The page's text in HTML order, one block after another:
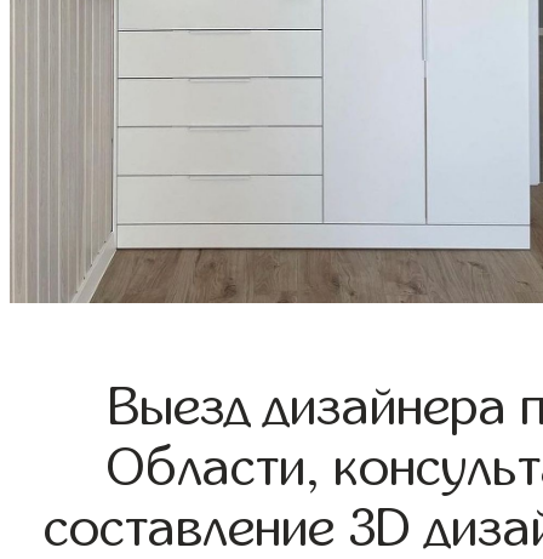
Выезд дизайнера
Области,
составление 3D